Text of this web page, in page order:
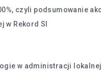
czyli podsumowanie
w Rekord SI
w administracji